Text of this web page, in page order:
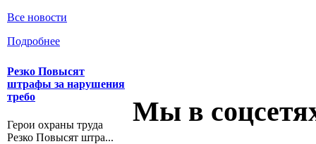
Все новости
Подробнее
Резко Повысят
штрафы за нарушения
требо
Герои охраны труда
Резко Повысят штра...
Мы в